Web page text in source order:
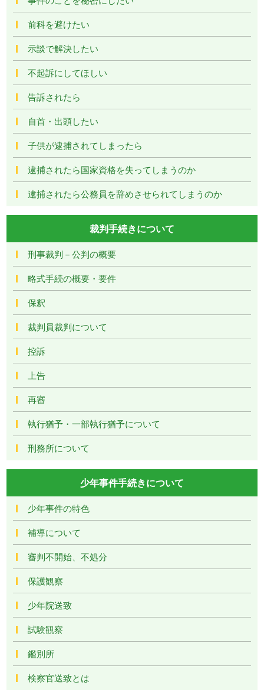
前科を避けたい
示談で解決したい
不起訴にしてほしい
告訴されたら
自首・出頭したい
子供が逮捕されてしまったら
逮捕されたら国家資格を失ってしまうのか
逮捕されたら公務員を辞めさせられてしまうのか
裁判手続きについて
刑事裁判－公判の概要
略式手続の概要・要件
保釈
裁判員裁判について
控訴
上告
再審
執行猶予・一部執行猶予について
刑務所について
少年事件手続きについて
少年事件の特色
補導について
審判不開始、不処分
保護観察
少年院送致
試験観察
鑑別所
検察官送致とは